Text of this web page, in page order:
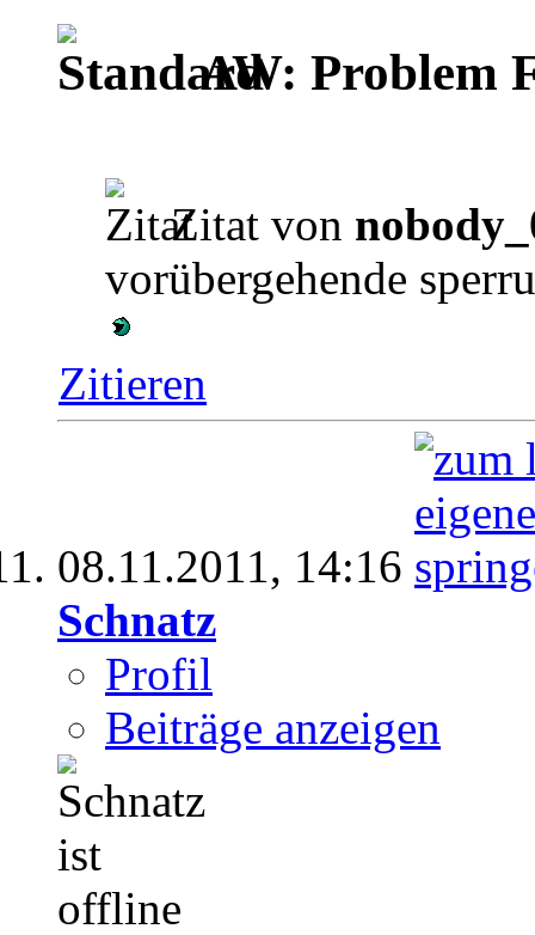
AW: Problem
Zitat von
vorübergehende
Zitieren
08.11.2011, 14:16
Schnatz
Profil
Beiträge anzeigen